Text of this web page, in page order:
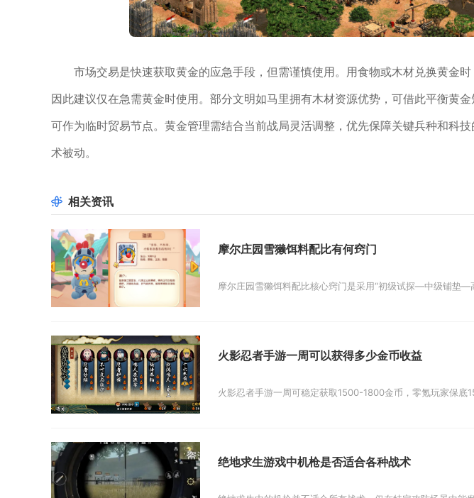
市场交易是快速获取黄金的应急手段，但需谨慎使用。用食物或木材兑换黄金时
因此建议仅在急需黄金时使用。部分文明如马里拥有木材资源优势，可借此平衡黄
可作为临时贸易节点。黄金管理需结合当前战局灵活调整，优先保障关键兵种和科
术被动。
相关资讯
摩尔庄园雪獭饵料配比有何窍门
摩尔庄园雪獭饵料配比核心窍门是采用“初级试探—中级铺垫—
火影忍者手游一周可以获得多少金币收益
火影忍者手游一周可稳定获取1500-1800金币，零氪玩家保底
绝地求生游戏中机枪是否适合各种战术